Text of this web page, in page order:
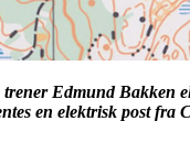
Edmund Bakken
en elektrisk post fra